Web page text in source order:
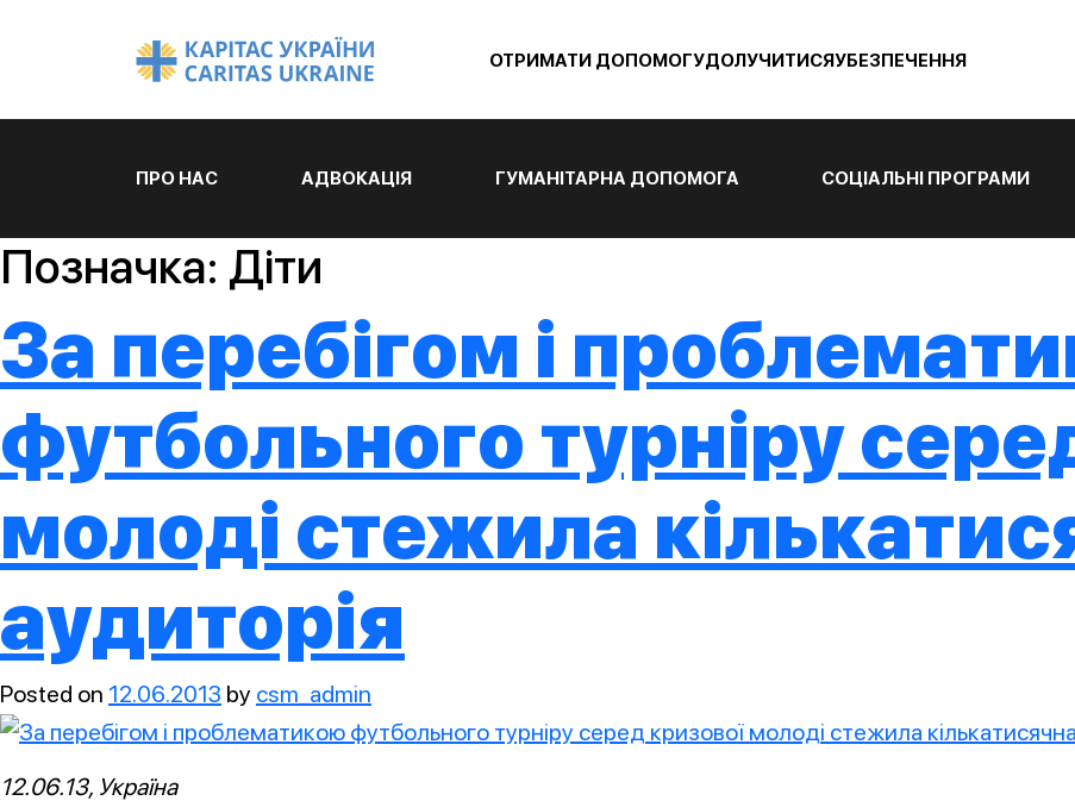
ОТРИМАТИ ДОПОМОГУДОЛУЧИТИСЯУБЕЗПЕЧЕННЯ
ПРО НАС АДВОКАЦІЯ ГУМАНІТАРНА ДОПОМОГА СОЦІАЛЬНІ ПРОГРАМИ
Позначка: Діти
За перебігом і
футбольного турніру
молоді стежила
аудиторія
Posted on 12.06.2013 by csm_admin
12.06.13, Україна